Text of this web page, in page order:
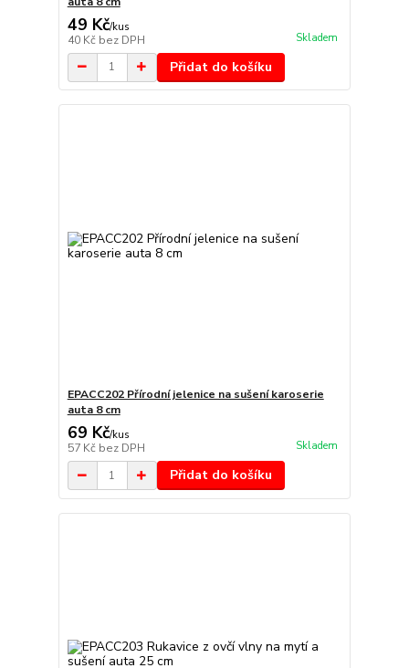
49 Kč/kus
40 Kč bez DPH Skladem
Přidat do košíku
EPACC202 Přírodní jelenice na sušení karoserie
auta 8 cm
69 Kč/kus
57 Kč bez DPH Skladem
Přidat do košíku